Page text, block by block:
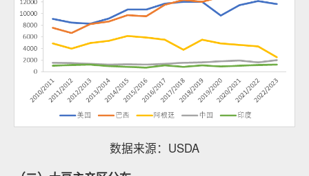
数据来源：USDA